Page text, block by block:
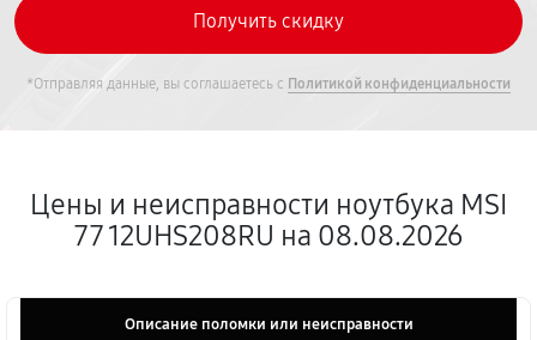
*Отправляя данные, вы соглашаетесь с Политикой конфиденциальности
Цены и неисправности ноутбука MSI
77 12UHS208RU на 08.08.2026
Описание поломки или неисправности